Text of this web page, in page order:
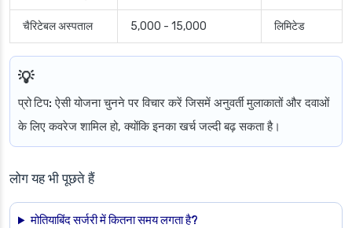
चैरिटेबल अस्पताल 5,000 - 15,000 लिमिटेड
प्रो टिप: ऐसी योजना चुनने पर विचार करें जिसमें अनुवर्ती मुलाकातों और दवाओं
के लिए कवरेज शामिल हो, क्योंकि इनका खर्च जल्दी बढ़ सकता है।
लोग यह भी पूछते हैं
मोतियाबिंद सर्जरी में कितना समय लगता है?